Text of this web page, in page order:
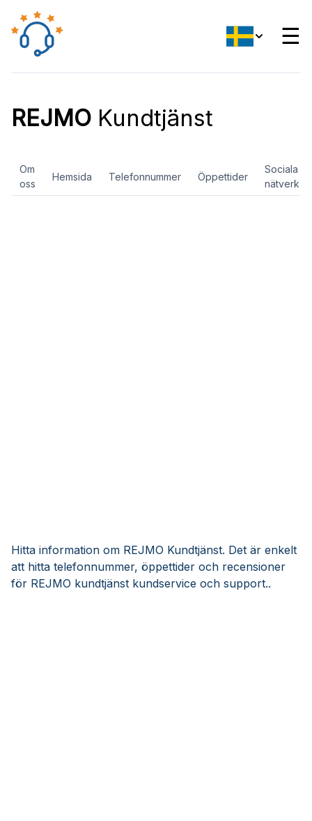
☰
REJMO Kundtjänst
Om
oss
Hemsida Telefonnummer Öppettider
Sociala
nätverk
Hitta information om REJMO Kundtjänst. Det är enkelt
att hitta telefonnummer, öppettider och recensioner
för REJMO kundtjänst kundservice och support..